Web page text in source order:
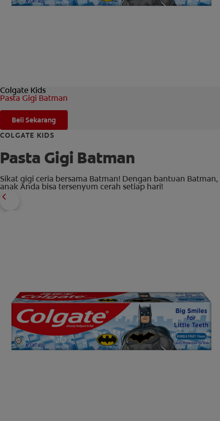
Colgate Kids
Pasta Gigi Batman
Beli Sekarang
COLGATE KIDS
Pasta Gigi Batman
Sikat gigi ceria bersama Batman! Dengan bantuan Batman,
anak Anda bisa tersenyum cerah setiap hari!